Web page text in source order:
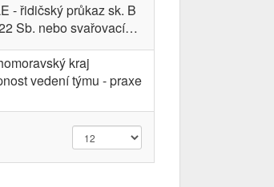
- řidičský průkaz sk. B
Sb. nebo svařovací…
kraj
vedení týmu - praxe